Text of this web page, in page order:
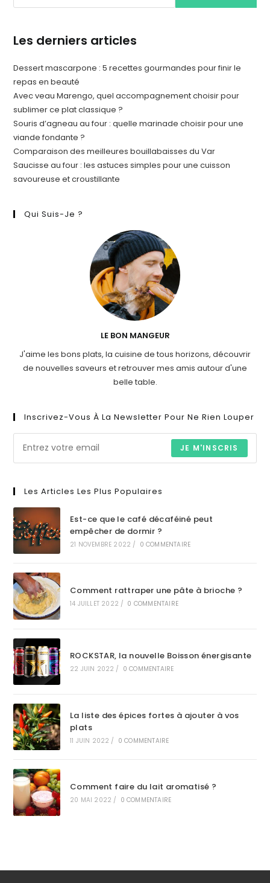
Les derniers articles
Dessert mascarpone : 5 recettes gourmandes pour finir le
repas en beauté
Avec veau Marengo, quel accompagnement choisir pour
sublimer ce plat classique ?
Souris d’agneau au four : quelle marinade choisir pour une
viande fondante ?
Comparaison des meilleures bouillabaisses du Var
Saucisse au four : les astuces simples pour une cuisson
savoureuse et croustillante
Qui Suis-Je ?
LE BON MANGEUR
J'aime les bons plats, la cuisine de tous horizons, découvrir
de nouvelles saveurs et retrouver mes amis autour d'une
belle table.
Inscrivez-Vous À La Newsletter Pour Ne Rien Louper
JE M'INSCRIS
Les Articles Les Plus Populaires
Est-ce que le café décaféiné peut
empêcher de dormir ?
21 NOVEMBRE 2022 / 0 COMMENTAIRE
Comment rattraper une pâte à brioche ?
14 JUILLET 2022 / 0 COMMENTAIRE
ROCKSTAR, la nouvelle Boisson énergisante
22 JUIN 2022 / 0 COMMENTAIRE
La liste des épices fortes à ajouter à vos
plats
11 JUIN 2022 / 0 COMMENTAIRE
Comment faire du lait aromatisé ?
20 MAI 2022 / 0 COMMENTAIRE